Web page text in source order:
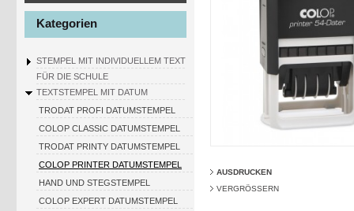
Kategorien
STEMPEL MIT INDIVIDUELLEM TEXT
FÜR DIE SCHULE
TEXTSTEMPEL MIT DATUM
TRODAT PROFI DATUMSTEMPEL
COLOP CLASSIC DATUMSTEMPEL
TRODAT PRINTY DATUMSTEMPEL
COLOP PRINTER DATUMSTEMPEL
HAND UND STEGSTEMPEL
COLOP EXPERT DATUMSTEMPEL
AUSDRUCKEN
VERGRÖSSERN